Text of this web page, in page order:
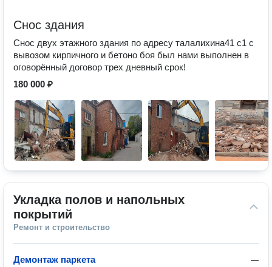
Снос здания
Снос двух этажного здания по адресу талалихина41 с1 с
вывозом кирпичного и бетоно боя был нами выполнен в
оговорённый договор трех дневный срок!
180 000 ₽
Укладка полов и напольных
покрытий
Ремонт и строительство
—
Демонтаж паркета